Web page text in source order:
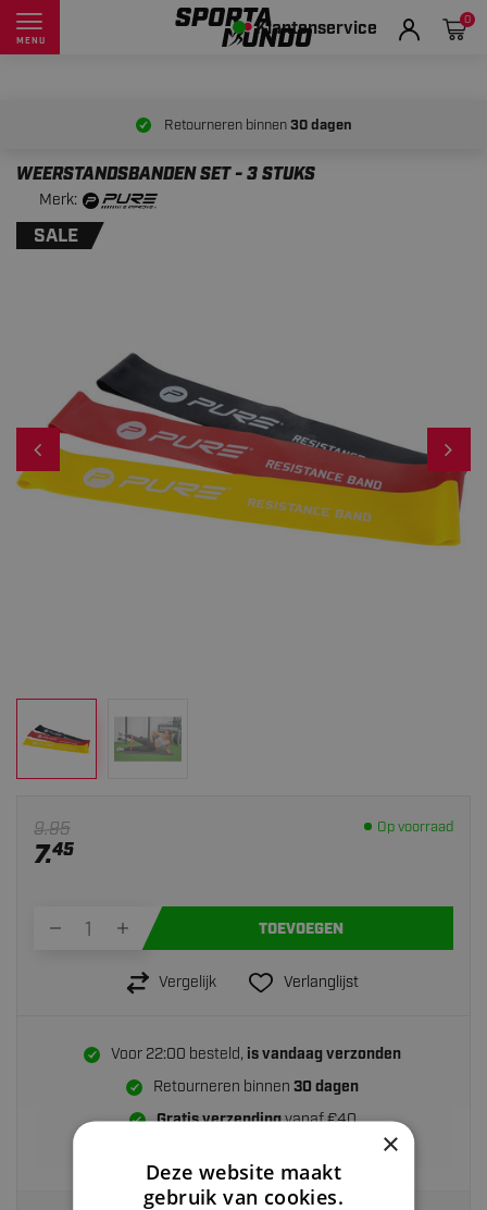
MENU Klantenservice 0
Retourneren binnen30 dagen
WEERSTANDSBANDEN SET - 3 STUKS
Merk:
SALE
9.95
7.45
Op voorraad
TOEVOEGEN
Vergelijk Verlanglijst
Voor 22:00 besteld, is vandaag verzonden
Retourneren binnen30 dagen
Gratis verzendingvanaf €40
×
Deze website maakt
gebruik van cookies.